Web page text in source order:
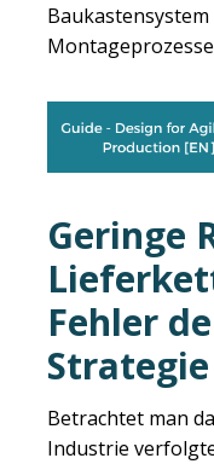
Baukastensystem
Geringe
Fehler
Strategie
Betrachtet man
Industrie